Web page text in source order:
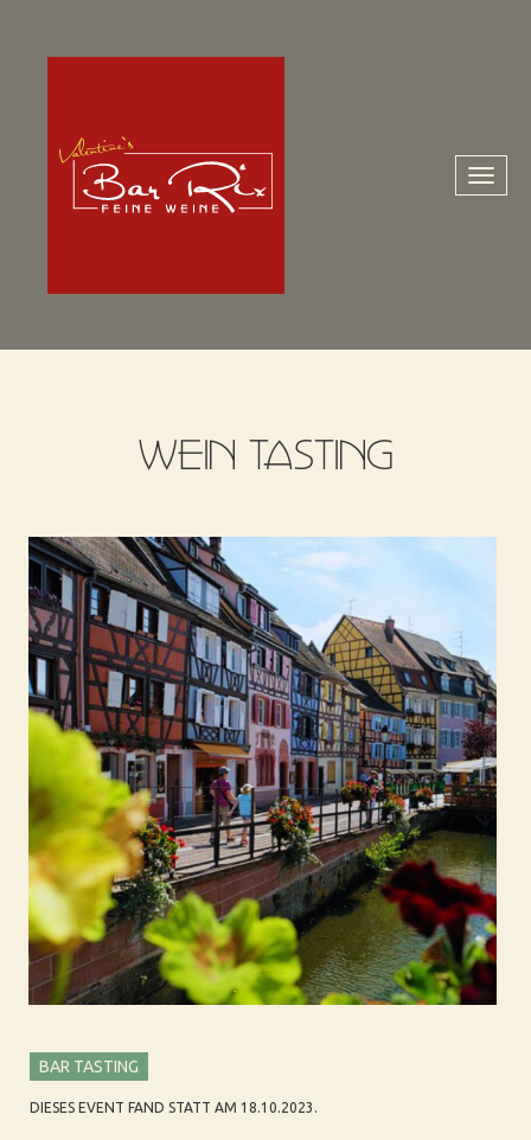
Toggle
WEIN TASTING
BAR TASTING
DIESES EVENT FAND STATT AM 18.10.2023.